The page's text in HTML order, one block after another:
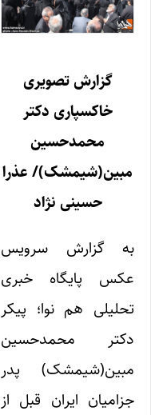
گزارش تصویری
خاکسپاری دکتر
محمدحسین
مبین(شیمشک)/ عذرا
حسینی نژاد
به گزارش سرویس
عکس پایگاه خبری
تحلیلی هم نوا؛ پیکر
دکتر محمدحسین
مبین(شیمشک) پدر
جزامیان ایران قبل از